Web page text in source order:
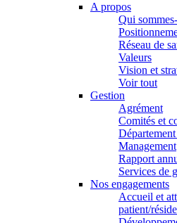
A propos
Qui
Réseau de
Valeurs
Vision et
Voir tout
Gestion
Agrément
Comités et
Management
Rapport
Services de
Nos engagements
Accueil et
patient/